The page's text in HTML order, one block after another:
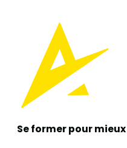
Se former pour mieux